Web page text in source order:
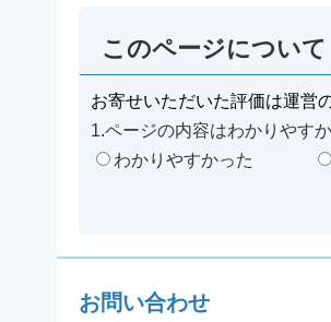
このページについて
お寄せいただいた評価は運営
1.ページの内容はわかりやす
わかりやすかった
お問い合わせ